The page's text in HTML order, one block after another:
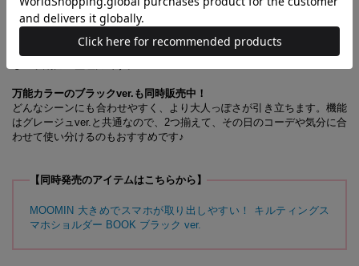
ケット、ファスナー付きポケットも付いています。カード類やお札、小
銭を分けて収納できて、お財布としても使いやすさ抜群。迷子になりが
ちな鍵を付けられるキーリングは取り外しも可能です。見た目以上の大
容量で、お出かけはこのスマホショルダーがひとつあれば十分な、頼も
万能カラーのブラックver.も同時販売中！
どんなシーンにも合わせやすく、より大人っぽさが引き立ちます。機能
はグレージュver.と共通なので、2つ揃えて、その日のコーデや気分に合
わせて使い分けるのもおすすめです♪
【同時発売のアイテムはこちらから】
MOOMIN 大きめでスマホが取り出しやすい！ キルティングス
マホショルダー BOOK ブラック ver.